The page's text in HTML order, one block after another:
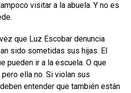
visitar a la abuela. Y no es
que Luz Escobar denuncia
sido sometidas sus hijas. El
pueden ir a la escuela. O que
ella no. Si violan sus
entender que también están